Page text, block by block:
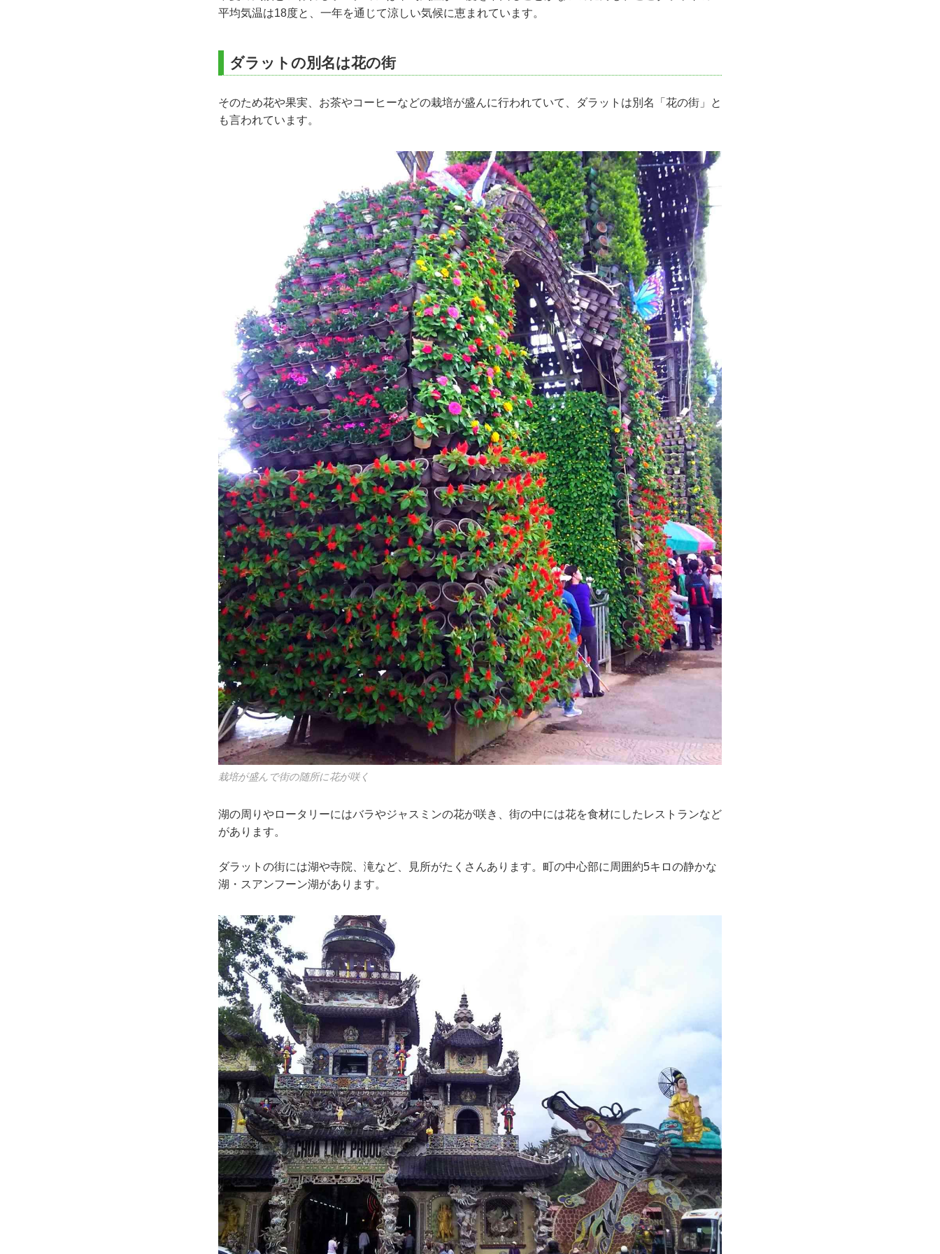
平均気温は18度と、一年を通じて涼しい気候に恵まれています。
ダラットの別名は花の街
そのため花や果実、お茶やコーヒーなどの栽培が盛んに行われていて、ダラットは別名「花の街」と
も言われています。
栽培が盛んで街の随所に花が咲く
湖の周りやロータリーにはバラやジャスミンの花が咲き、街の中には花を食材にしたレストランなど
があります。
ダラットの街には湖や寺院、滝など、見所がたくさんあります。町の中心部に周囲約5キロの静かな
湖・スアンフーン湖があります。